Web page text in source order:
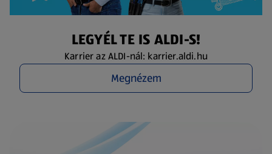
LEGYÉL TE IS ALDI-S!
Karrier az ALDI-nál: karrier.aldi.hu
Megnézem